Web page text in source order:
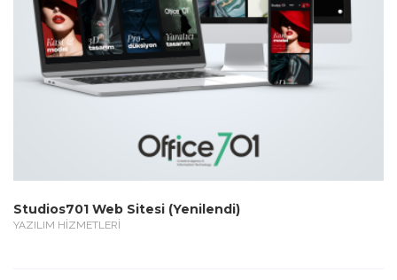
Studios701 Web Sitesi (Yenilendi)
YAZILIM HİZMETLERİ